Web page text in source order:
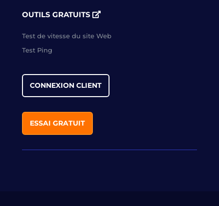
OUTILS GRATUITS
Test de vitesse du site Web
Test Ping
CONNEXION CLIENT
ESSAI GRATUIT